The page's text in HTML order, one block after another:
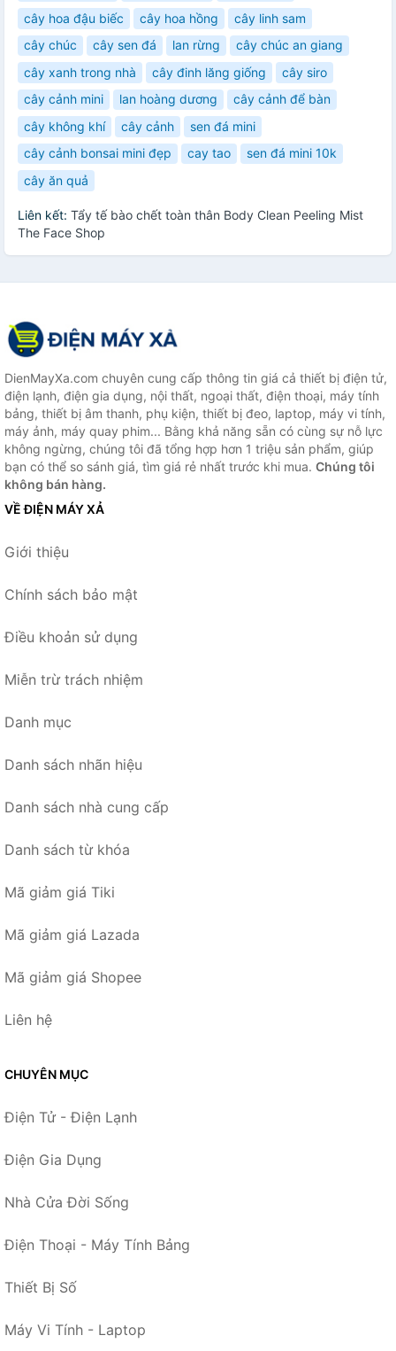
cây hoa đậu biếc
cây hoa hồng
cây linh sam
cây chúc
cây sen đá lan rừng
cây chúc an giang
cây xanh trong nhà
cây đinh lăng giống
cây siro
cây cảnh mini
lan hoàng dương
cây cảnh để bàn
cây không khí
cây cảnh
sen đá mini
cây cảnh bonsai mini đẹp
cay tao
sen đá mini 10k
cây ăn quả
Liên kết: Tẩy tế bào chết toàn thân Body Clean Peeling Mist
The Face Shop
DienMayXa.com chuyên cung cấp thông tin giá cả thiết bị điện tử,
điện lạnh, điện gia dụng, nội thất, ngoại thất, điện thoại, máy tính
bảng, thiết bị âm thanh, phụ kiện, thiết bị đeo, laptop, máy vi tính,
máy ảnh, máy quay phim... Bằng khả năng sẵn có cùng sự nỗ lực
không ngừng, chúng tôi đã tổng hợp hơn 1 triệu sản phẩm, giúp
bạn có thể so sánh giá, tìm giá rẻ nhất trước khi mua. Chúng tôi
không bán hàng.
VỀ ĐIỆN MÁY XẢ
Giới thiệu
Chính sách bảo mật
Điều khoản sử dụng
Miễn trừ trách nhiệm
Danh mục
Danh sách nhãn hiệu
Danh sách nhà cung cấp
Danh sách từ khóa
Mã giảm giá Tiki
Mã giảm giá Lazada
Mã giảm giá Shopee
Liên hệ
CHUYÊN MỤC
Điện Tử - Điện Lạnh
Điện Gia Dụng
Nhà Cửa Đời Sống
Điện Thoại - Máy Tính Bảng
Thiết Bị Số
Máy Vi Tính - Laptop